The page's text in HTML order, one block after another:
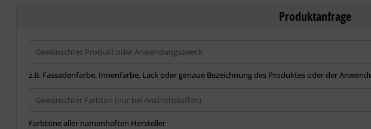
Produktanfrage
z.B. Fassadenfarbe, Innenfarbe, Lack oder genaue Bezeichnung des Produktes oder der
Farbtöne aller namenhaften Hersteller